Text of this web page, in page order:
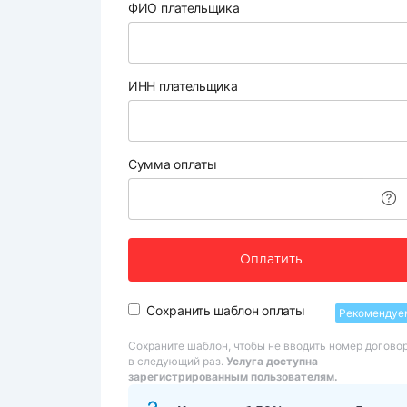
ФИО плательщика
ИНН плательщика
Сумма оплаты
Оплатить
Сохранить шаблон оплаты
Сохраните шаблон, чтобы не вводить номер
в следующий раз. Услуга доступна
зарегистрированным пользователям.